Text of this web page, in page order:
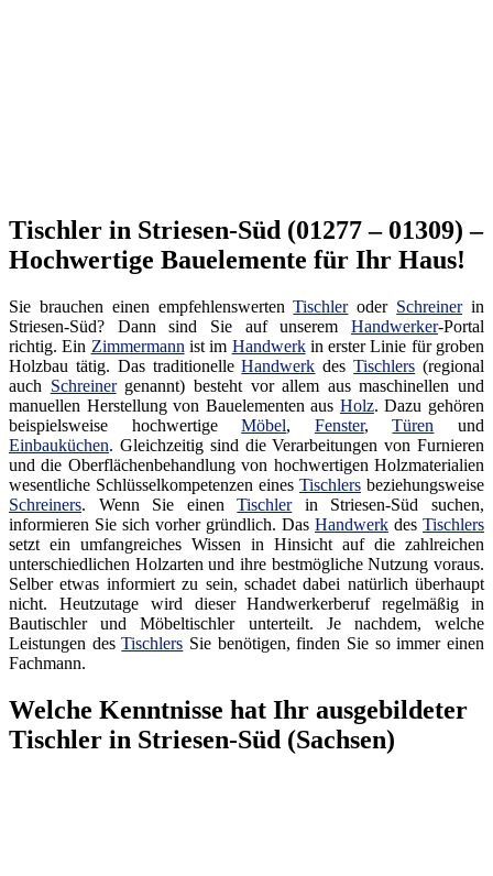
Tischler in Striesen-Süd (01277 – 01309) –
Hochwertige Bauelemente für Ihr Haus!
Sie brauchen einen empfehlenswertenTischleroder Schreinerin
Striesen-Süd? Dann sind Sie auf unserem Handwerker-Portal
richtig. Ein Zimmermann ist im Handwerkin erster Linie für groben
Holzbau tätig. Das traditionelleHandwerk desTischlers (regional
auch Schreinergenannt) besteht vor allem aus maschinellen und
manuellen Herstellung von Bauelementen aus Holz. Dazu gehören
beispielsweise hochwertigeMöbel, Fenster,Türen und
Einbauküchen. Gleichzeitig sind die Verarbeitungen von Furnieren
und die Oberflächenbehandlung von hochwertigen Holzmaterialien
wesentliche Schlüsselkompetenzen eines Tischlers beziehungsweise
Schreiners. Wenn Sie einenTischlerin Striesen-Süd suchen,
informieren Sie sich vorher gründlich. Das Handwerk des Tischlers
setzt ein umfangreiches Wissen in Hinsicht auf die zahlreichen
unterschiedlichen Holzarten und ihre bestmögliche Nutzung voraus.
Selber etwas informiert zu sein, schadet dabei natürlich überhaupt
nicht. Heutzutage wird dieser Handwerkerberuf regelmäßig in
Bautischler und Möbeltischler unterteilt. Je nachdem, welche
Leistungen desTischlers Sie benötigen, finden Sie so immer einen
Fachmann.
Welche Kenntnisse hat Ihr ausgebildeter
Tischler in Striesen-Süd (Sachsen)